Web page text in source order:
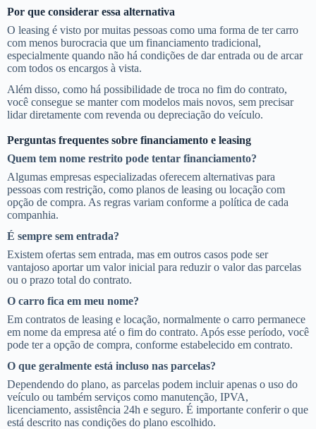
Por que considerar essa alternativa
O leasing é visto por muitas pessoas como uma forma de ter carro
com menos burocracia que um financiamento tradicional,
especialmente quando não há condições de dar entrada ou de arcar
com todos os encargos à vista.
Além disso, como há possibilidade de troca no fim do contrato,
você consegue se manter com modelos mais novos, sem precisar
lidar diretamente com revenda ou depreciação do veículo.
Perguntas frequentes sobre financiamento e leasing
Quem tem nome restrito pode tentar financiamento?
Algumas empresas especializadas oferecem alternativas para
pessoas com restrição, como planos de leasing ou locação com
opção de compra. As regras variam conforme a política de cada
companhia.
É sempre sem entrada?
Existem ofertas sem entrada, mas em outros casos pode ser
vantajoso aportar um valor inicial para reduzir o valor das parcelas
ou o prazo total do contrato.
O carro fica em meu nome?
Em contratos de leasing e locação, normalmente o carro permanece
em nome da empresa até o fim do contrato. Após esse período, você
pode ter a opção de compra, conforme estabelecido em contrato.
O que geralmente está incluso nas parcelas?
Dependendo do plano, as parcelas podem incluir apenas o uso do
veículo ou também serviços como manutenção, IPVA,
licenciamento, assistência 24h e seguro. É importante conferir o que
está descrito nas condições do plano escolhido.